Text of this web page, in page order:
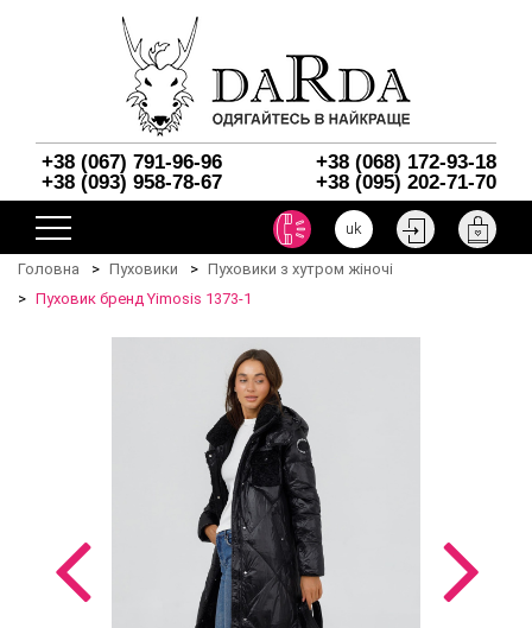
+38 (067) 791-96-96
+38 (068) 172-93-18
+38 (093) 958-78-67
+38 (095) 202-71-70
uk
Головна Пуховики
Пуховики з хутром жіночі
Пуховик бренд Yimosis 1373-1